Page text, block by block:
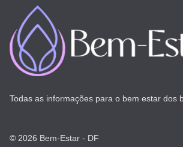
Todas as informações para o bem estar dos
© 2026 Bem-Estar - DF